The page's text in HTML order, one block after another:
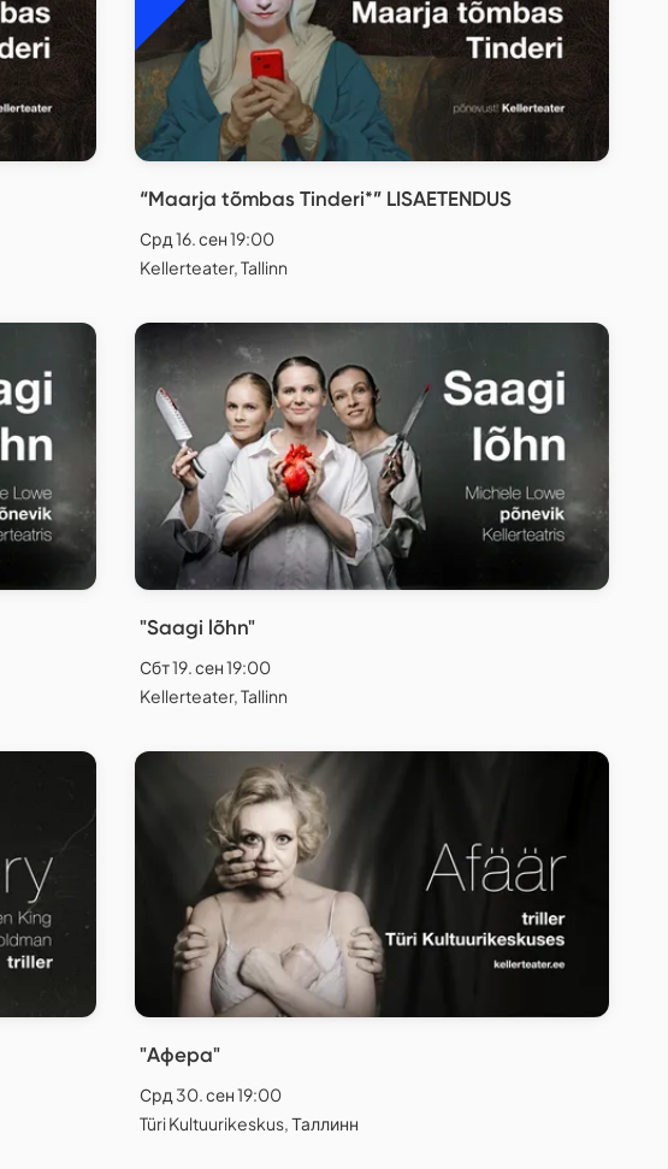
“Maarja tõmbas Tinderi*” LISAETENDUS
Срд 16. сен 19:00
Kellerteater, Tallinn
"Saagi lõhn"
Сбт 19. сен 19:00
Kellerteater, Tallinn
"Афера"
Срд 30. сен 19:00
Türi Kultuurikeskus, Таллинн